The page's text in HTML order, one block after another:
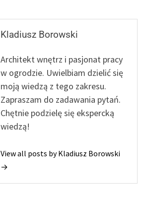
Kladiusz Borowski
Architekt wnętrz i pasjonat pracy
w ogrodzie. Uwielbiam dzielić się
moją wiedzą z tego zakresu.
Zapraszam do zadawania pytań.
Chętnie podzielę się ekspercką
wiedzą!
View all posts by Kladiusz Borowski
→